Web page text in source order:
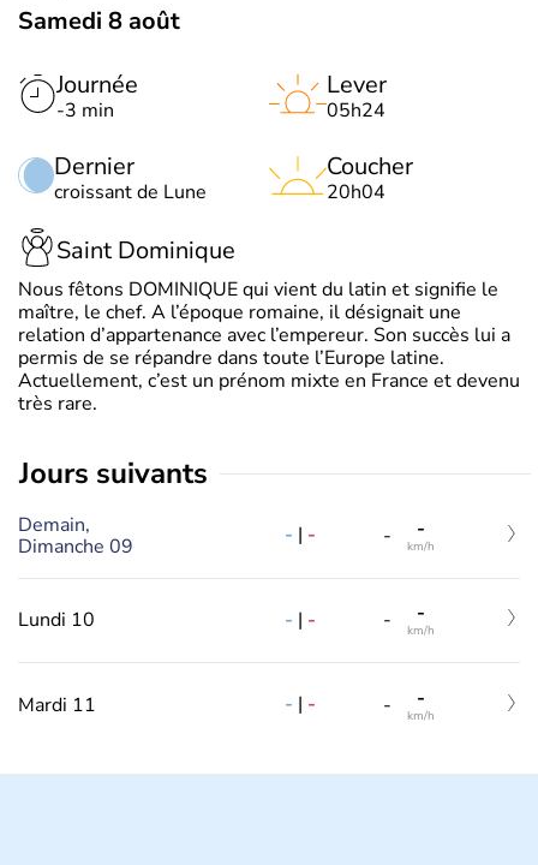
Samedi 8 août
Journée
-3 min
Dernier
croissant de Lune
Lever
05h24
Coucher
20h04
Saint Dominique
Nous fêtons DOMINIQUE qui vient du latin et signifie le
maître, le chef. A l’époque romaine, il désignait une
relation d’appartenance avec l’empereur. Son succès lui a
permis de se répandre dans toute l’Europe latine.
Actuellement, c’est un prénom mixte en France et devenu
très rare.
jours suivants
Demain,
Dimanche 09
- | - - -
km/h
Lundi 10 - | - - -
km/h
Mardi 11 - | - - -
km/h